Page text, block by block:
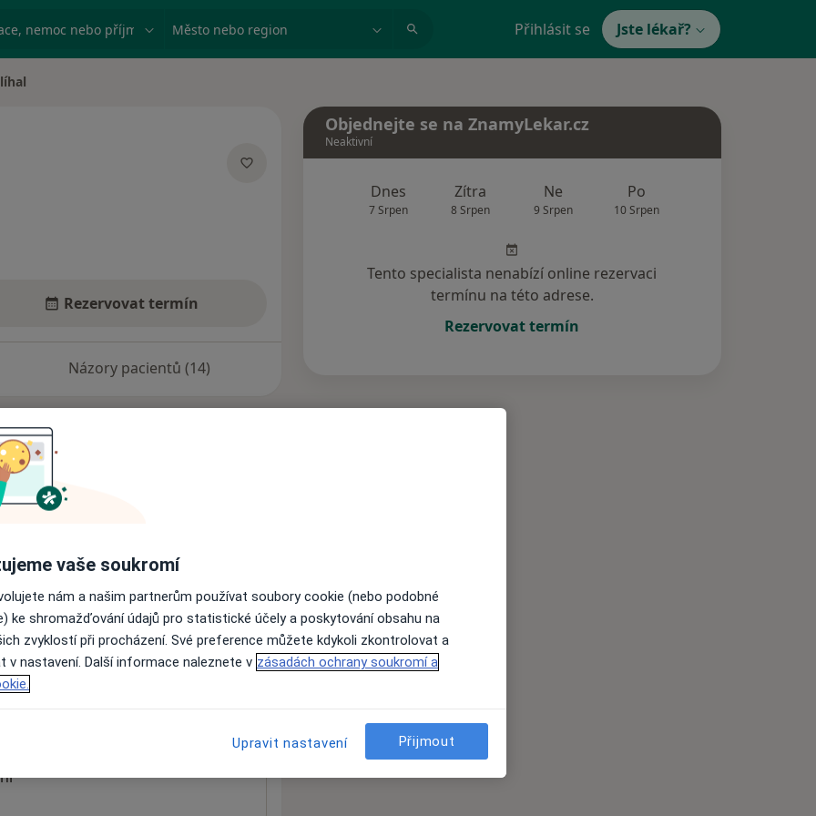
nemoc nebo příjmení Město nebo region Přihlásit se Jste lékař?
Rezervovat termín
Názory pacientů (14)
nejsou k dispozici
informace o svých službách.
Objednejte se na ZnamyLekar.cz
Neaktivní
Dnes
7 Srpen
Zítra
8 Srpen
Ne
9 Srpen
Po
10 Srpen
Tento specialista nenabízí online rezervaci
termínu na této adrese.
Rezervovat termín
vaše soukromí
nám a našim partnerům používat soubory cookie (nebo podobné
ke shromažďování údajů pro statistické účely a poskytování obsahu na
zvyklostí při procházení. Své preference můžete kdykoli zkontrolovat a
v nastavení. Další informace naleznete v zásadách ochrany soukromí a
Upravit nastavení Přijmout